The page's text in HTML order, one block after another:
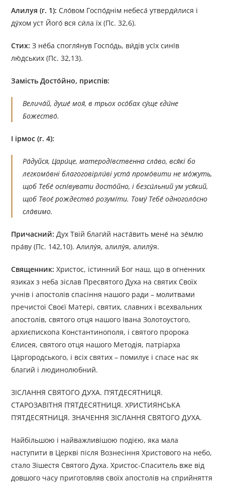
Алилуя (г. 1): Сло́вом Госпо́днім небеса́ утверди́лися і
ду́хом уст Його́ вся си́ла їх (Пс. 32,6).
Стих: З не́ба спогля́нув Госпо́дь, ви́дів усі́х сині́в
лю́дських (Пс. 32,13).
Замість Досто́йно, приспів:
Велича́й, душе́ моя́, в трьох осо́бах су́ще єди́не
Божество́.
І ірмос (г. 4):
Ра́дуйся, Цари́це, матероді́вственна сла́во, вся́кі бо
легкомо́вні благоговірли́ві уста́ промо́вити не мо́жуть,
щоб Тебе́ оспі́вувати досто́йно, і безси́льний ум уся́кий,
щоб Твоє́ рождество́ розумі́ти. Тому́ Тебе́ одноголо́сно
сла́вимо.
Причасний: Дух Твій благи́й наста́вить мене́ на зе́млю
пра́ву (Пс. 142,10). Алилу́я, алилу́я, алилу́я.
Священник: Христос, істинний Бог наш, що в огненних
язиках з неба зіслав Пресвятого Духа на святих Своїх
учнів і апостолів спасіння нашого ради – молитвами
пречистої Своєї Матері, святих, славних і всехвальних
апостолів, святого отця нашого Івана Золотоустого,
архиєпископа Константинополя, і святого пророка
Єлисея, святого отця нашого Методія, патріарха
Царгородського, і всіх святих – помилує і спасе нас як
благий і людинолюбний.
ЗІСЛАННЯ СВЯТОГО ДУХА. П’ЯТДЕСЯТНИЦЯ.
СТАРОЗАВІТНЯ П’ЯТДЕСЯТНИЦЯ. ХРИСТИЯНСЬКА
П’ЯТДЕСЯТНИЦЯ. ЗНАЧЕННЯ ЗІСЛАННЯ СВЯТОГО ДУХА.
Найбільшою і найважливішою подією, яка мала
наступити в Церкві після Вознесіння Христового на небо,
стало Зішестя Святого Духа. Христос-Спаситель вже від
довшого часу приготовляв своїх апостолів на сприйняття